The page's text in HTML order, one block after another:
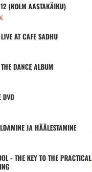
4.95€.
(KOLM AASTAKÄIKU)
€Praegune
on:AT CAFE SADHU
DANCE ALBUM
DVD
JA HÄÄLESTAMINE
- THE KEY TO THE PRACTICAL